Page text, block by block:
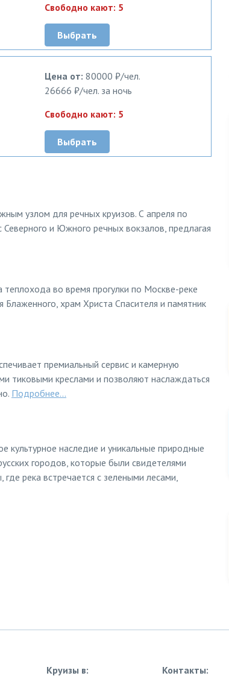
Свободно кают: 5
Выбрать
Цена от: 80000 ₽/чел.
26666 ₽/чел. за ночь
Свободно кают: 5
Выбрать
узлом для речных круизов. С апреля по
и Южного речных вокзалов, предлагая
во время прогулки по Москве-реке
храм Христа Спасителя и памятник
премиальный сервис и камерную
тиковыми креслами и позволяют наслаждаться
Подробнее...
культурное наследие и уникальные природные
городов, которые были свидетелями
река встречается с зелеными лесами,
Круизы в: Контакты: